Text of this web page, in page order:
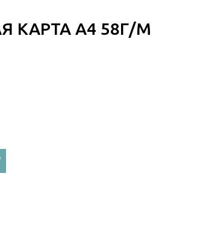
КАРТА А4 58Г/М